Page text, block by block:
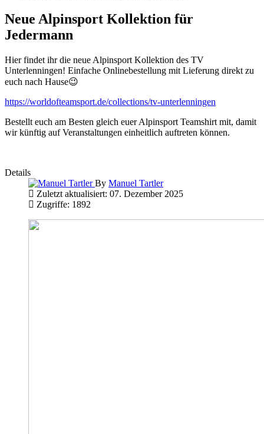
Neue Alpinsport Kollektion für
Jedermann
Hier findet ihr die neue Alpinsport Kollektion des TV
Unterlenningen! Einfache Onlinebestellung mit Lieferung direkt zu
euch nach Hause😉
https://worldofteamsport.de/collections/tv-unterlenningen
Bestellt euch am Besten gleich euer Alpinsport Teamshirt mit, damit
wir künftig auf Veranstaltungen einheitlich auftreten können.
Details
By Manuel Tartler
Zuletzt aktualisiert: 07. Dezember 2025
Zugriffe: 1892